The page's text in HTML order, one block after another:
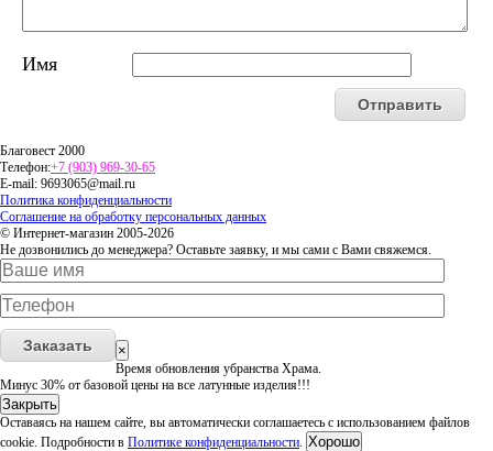
Имя
Благовест 2000
Телефон:+7 (903) 969-30-65
E-mail: 9693065@mail.ru
Политика конфиденциальности
Соглашение на обработку персональных данных
© Интернет-магазин 2005-2026
Не дозвонились до менеджера? Оставьте заявку, и мы сами с Вами свяжемся.
Заказать ×
Время обновления убранства Храма.
Минус 30% от базовой цены на все латунные изделия!!!
Закрыть
Оставаясь на нашем сайте, вы автоматически соглашаетесь с использованием файлов
cookie. Подробности в Политике конфиденциальности. Хорошо